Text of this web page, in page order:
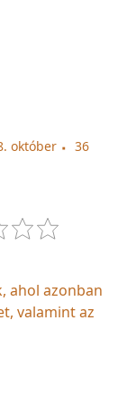
október
36
ahol azonban
valamint az